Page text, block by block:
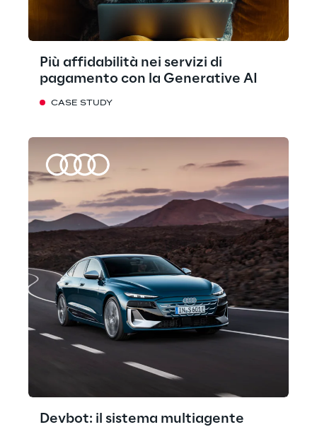
Più affidabilità nei servizi di
pagamento con la Generative AI
CASE STUDY
Devbot: il sistema multiagente